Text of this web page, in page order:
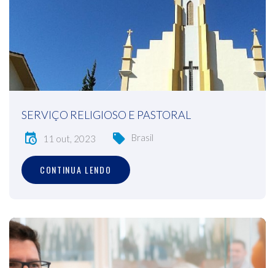
SERVIÇO RELIGIOSO E PASTORAL
11 out, 2023 Brasil
CONTINUA LENDO